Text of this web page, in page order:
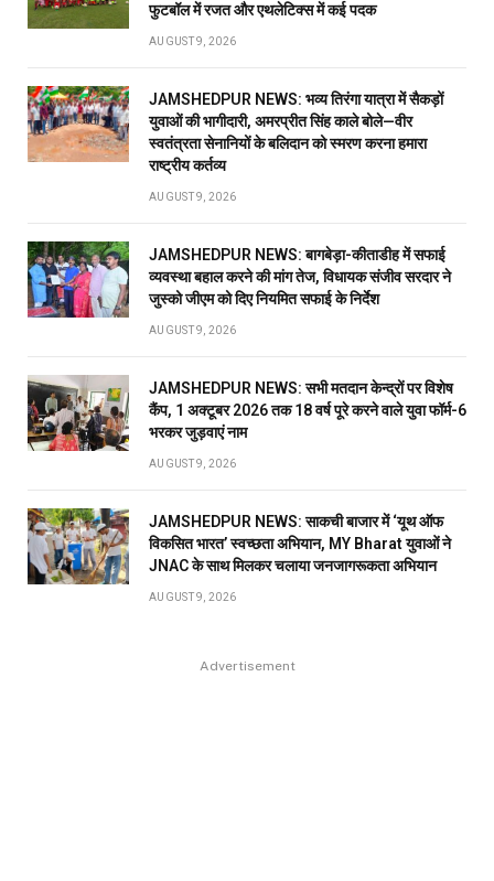
फुटबॉल में रजत और एथलेटिक्स में कई पदक
AUGUST 9, 2026
JAMSHEDPUR NEWS: भव्य तिरंगा यात्रा में सैकड़ों
युवाओं की भागीदारी, अमरप्रीत सिंह काले बोले—वीर
स्वतंत्रता सेनानियों के बलिदान को स्मरण करना हमारा
राष्ट्रीय कर्तव्य
AUGUST 9, 2026
JAMSHEDPUR NEWS: बागबेड़ा-कीताडीह में सफाई
व्यवस्था बहाल करने की मांग तेज, विधायक संजीव सरदार ने
जुस्को जीएम को दिए नियमित सफाई के निर्देश
AUGUST 9, 2026
JAMSHEDPUR NEWS: सभी मतदान केन्द्रों पर विशेष
कैंप, 1 अक्टूबर 2026 तक 18 वर्ष पूरे करने वाले युवा फॉर्म-6
भरकर जुड़वाएं नाम
AUGUST 9, 2026
JAMSHEDPUR NEWS: साकची बाजार में ‘यूथ ऑफ
विकसित भारत’ स्वच्छता अभियान, MY Bharat युवाओं ने
JNAC के साथ मिलकर चलाया जनजागरूकता अभियान
AUGUST 9, 2026
Advertisement